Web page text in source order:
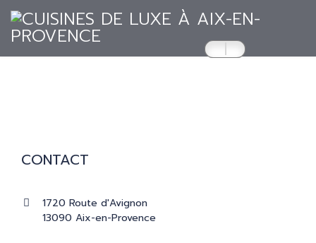
CUISINES
RÉALISATIONS
CONTACT
1720 Route d'Avignon
13090 Aix-en-Provence